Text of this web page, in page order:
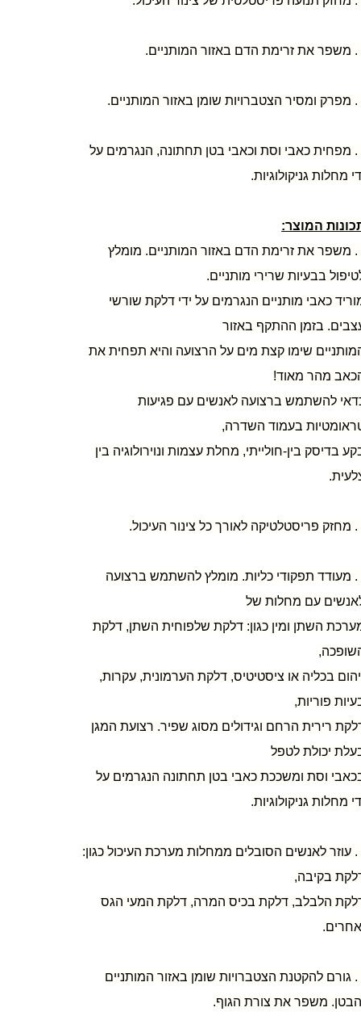
6. מפחית כאבי וסת וכאבי בטן תחתונה, הנגרמים על
מחלות גניקולוגיות.
המוצר:
1. משפר את זרימת הדם באזור המותניים. מומלץ
בבעיות שרירי מותניים.
כאבי מותניים הנגרמים על ידי דלקת שורשי
בזמן ההתקף באזור
שימו קצת מים על הרצועה והיא תפחית את
מהר מאוד!
להשתמש ברצועה לאנשים עם פגיעות
בעמוד השדרה,
בדיסק בין-חולייתי, מחלת עצמות ונוירולוגיה בין
3. מעודד תפקודי כליות. מומלץ להשתמש ברצועה
עם מחלות של
השתן ומין כגון: דלקת שלפוחית השתן, דלקת
בכליה או ציסטיטיס, דלקת הערמונית, עקרות,
פוריות,
רירית הרחם וגידולים מסוג שפיר. רצועת המגן
יכולת לטפל
וסת ומשככת כאבי בטן תחתונה הנגרמים על
מחלות גניקולוגיות.
4. עוזר לאנשים הסובלים ממחלות מערכת העיכול כגון:
בקיבה,
הלבלב, דלקת בכיס המרה, דלקת המעי הגס
5. גורם להקטנת הצטברויות שומן באזור המותניים
משפר את צורת הגוף.